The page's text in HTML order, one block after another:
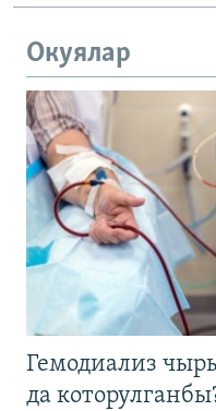
Окуялар
Гемодиализ
да